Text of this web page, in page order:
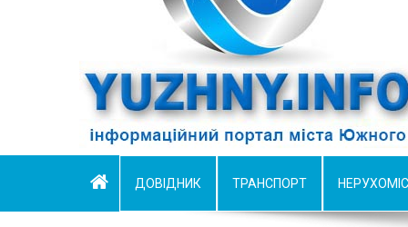
ДОВІДНИК ТРАНСПОРТ